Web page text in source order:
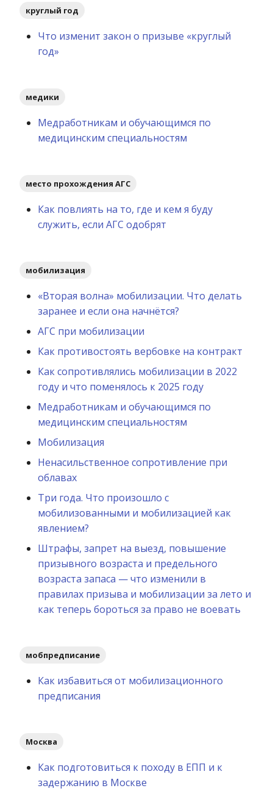
круглый год
Что изменит закон о призыве «круглый
год»
медики
Медработникам и обучающимся по
медицинским специальностям
место прохождения АГС
Как повлиять на то, где и кем я буду
служить, если АГС одобрят
мобилизация
«Вторая волна» мобилизации. Что делать
заранее и если она начнётся?
АГС при мобилизации
Как противостоять вербовке на контракт
Как сопротивлялись мобилизации в 2022
году и что поменялось к 2025 году
Медработникам и обучающимся по
медицинским специальностям
Мобилизация
Ненасильственное сопротивление при
облавах
Три года. Что произошло с
мобилизованными и мобилизацией как
явлением?
Штрафы, запрет на выезд, повышение
призывного возраста и предельного
возраста запаса — что изменили в
правилах призыва и мобилизации за лето и
как теперь бороться за право не воевать
мобпредписание
Как избавиться от мобилизационного
предписания
Москва
Как подготовиться к походу в ЕПП и к
задержанию в Москве